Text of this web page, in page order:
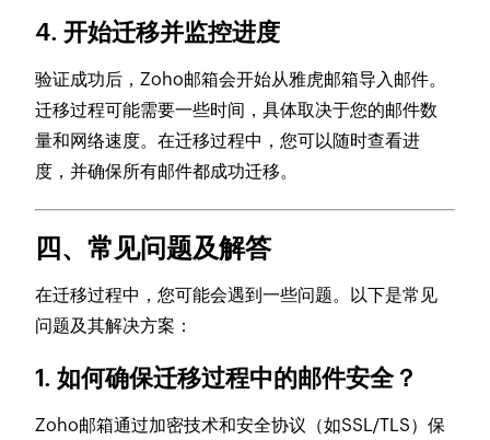
4. 开始迁移并监控进度
验证成功后，Zoho邮箱会开始从雅虎邮箱导入邮件。
迁移过程可能需要一些时间，具体取决于您的邮件数
量和网络速度。在迁移过程中，您可以随时查看进
度，并确保所有邮件都成功迁移。
四、常见问题及解答
在迁移过程中，您可能会遇到一些问题。以下是常见
问题及其解决方案：
1. 如何确保迁移过程中的邮件安全？
Zoho邮箱通过加密技术和安全协议（如SSL/TLS）保